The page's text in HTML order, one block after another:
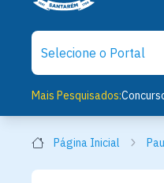
Mais Pesquisados:
Página Inicial